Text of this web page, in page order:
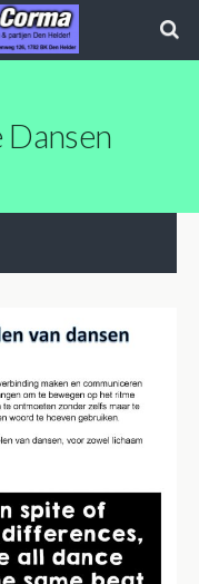
Dansen